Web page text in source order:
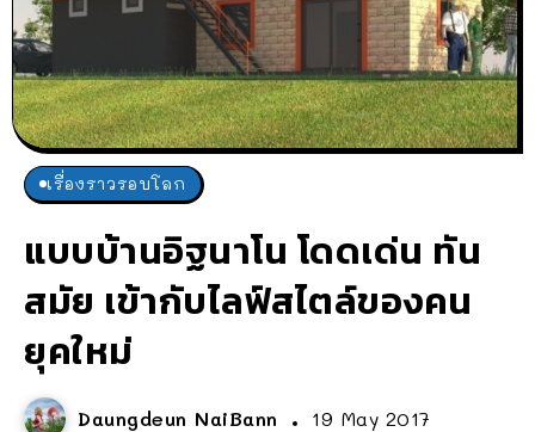
เรื่องราวรอบโลก
แบบบ้านอิฐนาโน โดดเด่น ทัน
สมัย เข้ากับไลฟ์สไตล์ของคน
ยุคใหม่
Daungdeun NaiBann 19 May 2017